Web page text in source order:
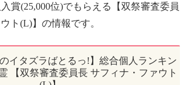
賞(25,000位)でもらえる【双祭審査委員
ト(L)】の情報です。
イタズラばとるっ!】総合個人ランキン
【双祭審査委員長 サフィナ・ファウト